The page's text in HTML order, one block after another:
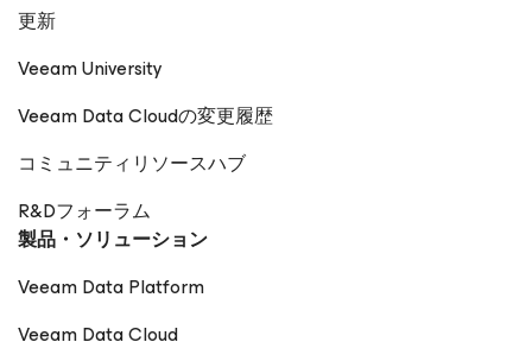
更新
Veeam University
Veeam Data Cloudの変更履歴
コミュニティリソースハブ
R&Dフォーラム
製品・ソリューション
Veeam Data Platform
Veeam Data Cloud